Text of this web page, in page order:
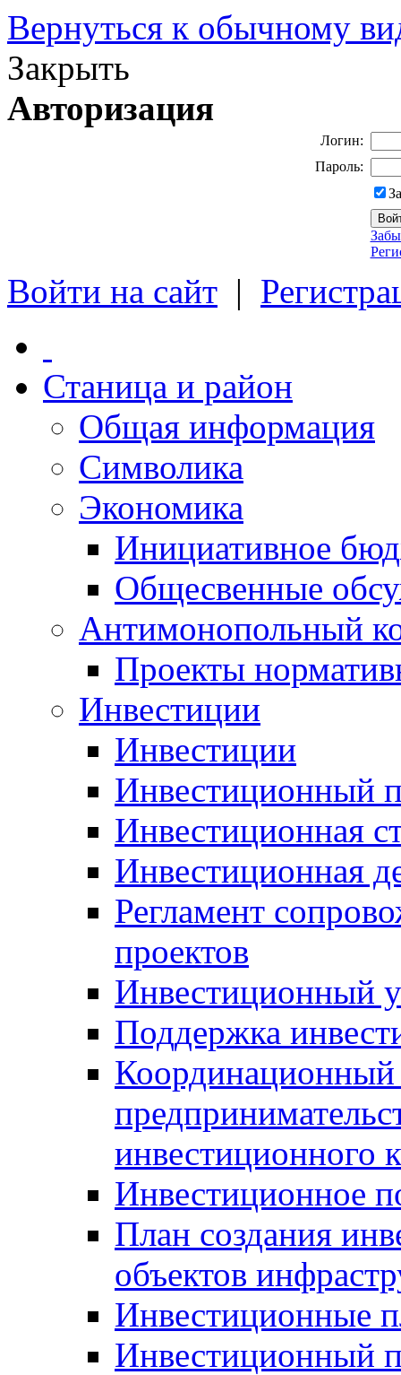
Вернуться к обычному
Закрыть
Авторизация
Логин:
Пароль:
Войти на сайт |
Станица и район
Общая информация
Символика
Экономика
Инициативное
Общесвенные
Антимонопольный
Проекты
Инвестиции
Инвестиции
Инвестиционный
Инвестиционная
Инвестиционная
Регламент
проектов
Инвестиционный
Поддержка
Координационный
инвестиционного
Инвестиционное
План создания
объектов
Инвестиционные
Инвестиционный